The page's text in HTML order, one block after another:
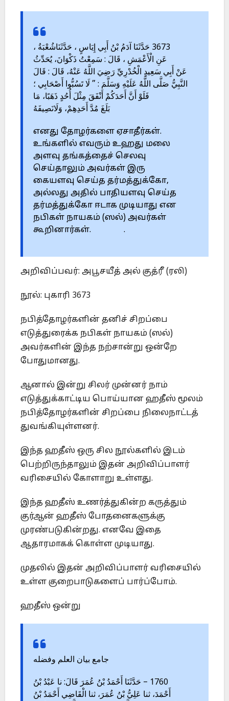
3673 حَدَّثَنَا آدَمُ بْنُ أَبِي إِيَاسٍ ، حَدَّثَنَاشُعْبَةُ ،
عَنِ الْأَعْمَشِ ، قَالَ : سَمِعْتُ ذَكْوَانَ، يُحَدِّثُ
عَنْ أَبِي سَعِيدٍ الْخُدْرِيِّ رَضِيَ اللَّهُ عَنْهُ، قَالَ : قَالَ
النَّبِيُّ صَلَّى اللَّهُ عَلَيْهِ وَسَلَّمَ : ” لَا تَسُبُّوا أَصْحَابِي ؛
فَلَوْ أَنَّ أَحَدَكُمْ أَنْفَقَ مِثْلَ أُحُدٍ ذَهَبًا، مَا
بَلَغَ مُدَّ أَحَدِهِمْ، وَلَانَصِيفَهُ
எனது தோழர்களை ஏசாதீர்கள்.
உங்களில் எவரும் உஹது மலை
அளவு தங்கத்தைச் செலவு
செய்தாலும் அவர்கள் இரு
கையளவு செய்த தர்மத்துக்கோ,
அல்லது அதில் பாதியளவு செய்த
தர்மத்துக்கோ ஈடாக முடியாது என
நபிகள் நாயகம் (ஸல்) அவர்கள்
கூறினார்கள். .
அறிவிப்பவர்: அபூசயீத் அல் குத்ரீ (ரலி)
நூல்: புகாரி 3673
நபித்தோழர்களின் தனிச் சிறப்பை
எடுத்துரைக்க நபிகள் நாயகம் (ஸல்)
அவர்களின் இந்த நற்சான்று ஒன்றே
போதுமானது.
ஆனால் இன்று சிலர் முன்னர் நாம்
எடுத்துக்காட்டிய பொய்யான ஹதீஸ் மூலம்
நபித்தோழர்களின் சிறப்பை நிலைநாட்டத்
துவங்கியுள்ளனர்.
இந்த ஹதீஸ் ஒரு சில நூல்களில் இடம்
பெற்றிருந்தாலும் இதன் அறிவிப்பாளர்
வரிசையில் கோளாறு உள்ளது.
இந்த ஹதீஸ் உணர்த்துகின்ற கருத்தும்
குர்ஆன் ஹதீஸ் போதனைகளுக்கு
முரண்படுகின்றது. எனவே இதை
ஆதாரமாகக் கொள்ள முடியாது.
முதலில் இதன் அறிவிப்பாளர் வரிசையில்
உள்ள குறைபாடுகளைப் பார்ப்போம்.
ஹதீஸ் ஒன்று
جامع بيان العلم وفضله
1760 – حَدَّثَنَا أَحْمَدُ بْنُ عُمَرَ قَالَ: نا عَبْدُ بْنُ
أَحْمَدَ، ثنا عَلِيُّ بْنُ عُمَرَ، ثنا الْقَاضِي أَحْمَدُ بْنُ